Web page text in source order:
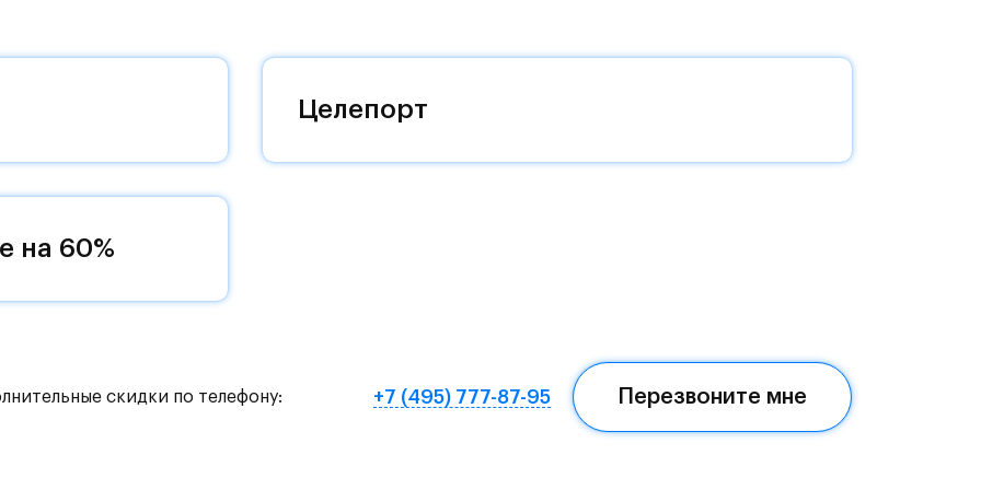
престижный статус западного
«своей» территорией, куда хочется
на Красногорское и Рублево-Успенское шоссе.
метро МЦД «Одинцово».
на «Северный обход Одинцово».
Целепорт
на 60%
скидки по телефону: +7 (495) 777-87-95 Перезвоните мне